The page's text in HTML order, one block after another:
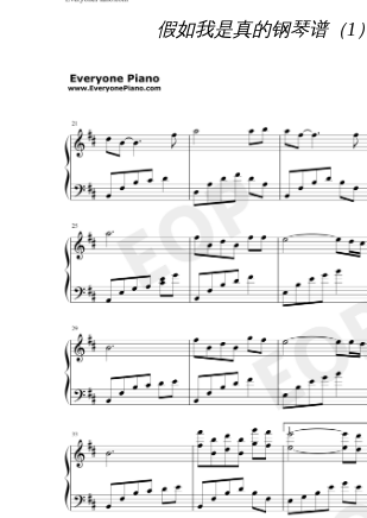
假如我是真的钢琴谱（1）